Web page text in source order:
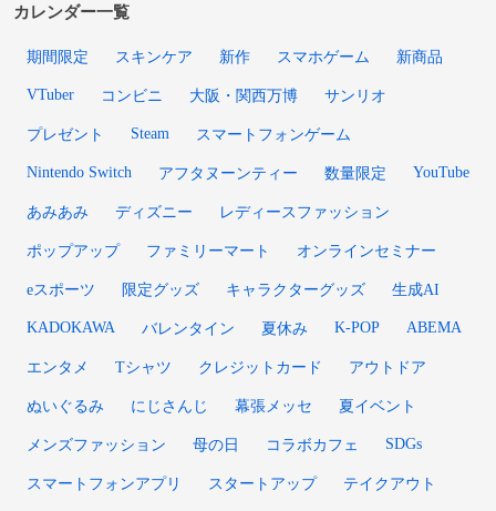
カレンダー一覧
期間限定 スキンケア 新作 スマホゲーム 新商品
VTuber コンビニ 大阪・関西万博 サンリオ
プレゼント Steam スマートフォンゲーム
Nintendo Switch アフタヌーンティー 数量限定 YouTube
あみあみ ディズニー レディースファッション
ポップアップ ファミリーマート オンラインセミナー
eスポーツ 限定グッズ キャラクターグッズ 生成AI
KADOKAWA バレンタイン 夏休み K-POP ABEMA
エンタメ Tシャツ クレジットカード アウトドア
ぬいぐるみ にじさんじ 幕張メッセ 夏イベント
メンズファッション 母の日 コラボカフェ SDGs
スマートフォンアプリ スタートアップ テイクアウト